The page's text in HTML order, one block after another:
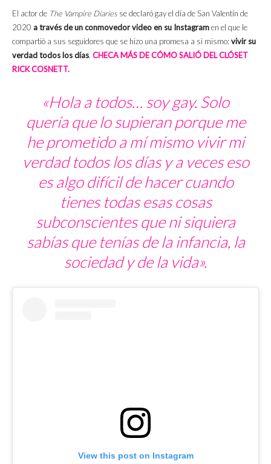
El actor de The Vampire Diaries se declaró gay el día de San Valentín de
2020 a través de un conmovedor video en su Instagramen el que le
compartió a sus seguidores que se hizo una promesa a sí mismo: vivir su
verdad todos los días. CHECA MÁS DE CÓMO SALIÓ DEL CLÓSET
RICK COSNETT.
«Hola a todos… soy gay. Solo
quería que lo supieran porque me
he prometido a mí mismo vivir mi
verdad todos los días y a veces eso
es algo difícil de hacer cuando
tienes todas esas cosas
subconscientes que ni siquiera
sabías que tenías de la infancia, la
sociedad y de la vida».
View this post on Instagram